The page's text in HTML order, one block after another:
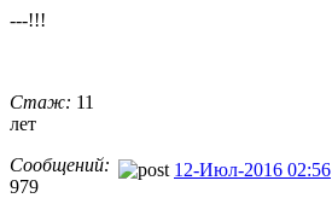
---!!!
Стаж: 11
лет
Сообщений:
979
12-Июл-2016 02:56